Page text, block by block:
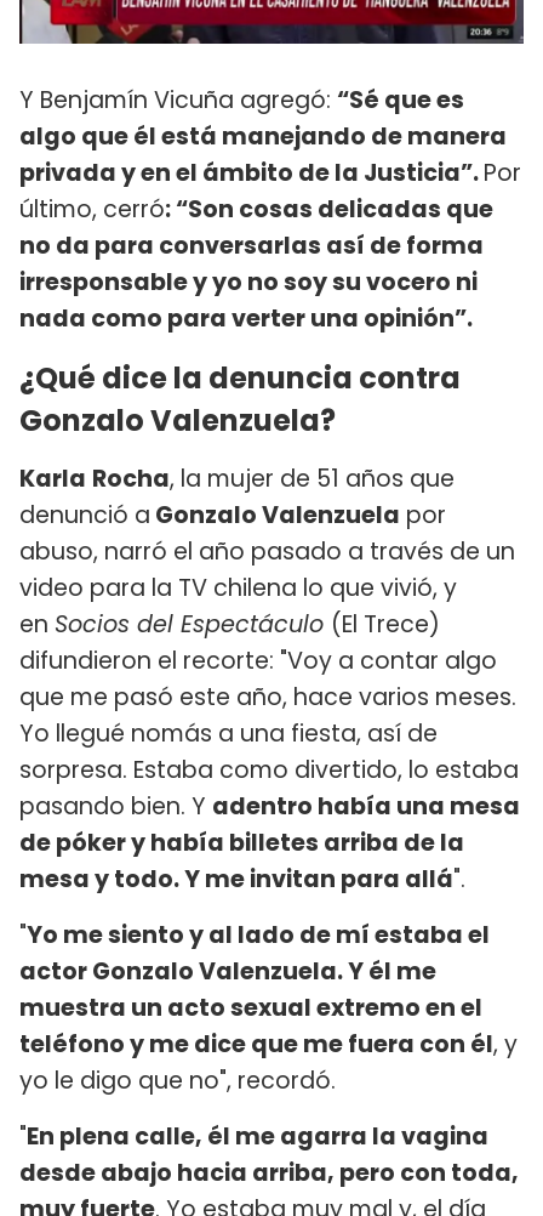
Y Benjamín Vicuña agregó: “Sé que es
algo que él está manejando de manera
privada y en el ámbito de la Justicia”.Por
último, cerró: “Son cosas delicadas que
no da para conversarlas así de forma
irresponsable y yo no soy su vocero ni
nada como para verter una opinión”.
¿Qué dice la denuncia contra
Gonzalo Valenzuela?
Karla Rocha, la mujer de 51 años que
denunció a Gonzalo Valenzuela por
abuso, narró el año pasado a través de un
video para la TV chilena lo que vivió, y
en Socios del Espectáculo (El Trece)
difundieron el recorte: "Voy a contar algo
que me pasó este año, hace varios meses.
Yo llegué nomás a una fiesta, así de
sorpresa. Estaba como divertido, lo estaba
pasando bien. Y adentro había una mesa
de póker y había billetes arriba de la
mesa y todo. Y me invitan para allá".
"Yo me siento y al lado de mí estaba el
actor Gonzalo Valenzuela. Y él me
muestra un acto sexual extremo en el
teléfono y me dice que me fuera con él, y
yo le digo que no", recordó.
"En plena calle, él me agarra la vagina
desde abajo hacia arriba, pero con toda,
muy fuerte. Yo estaba muy mal y, el día